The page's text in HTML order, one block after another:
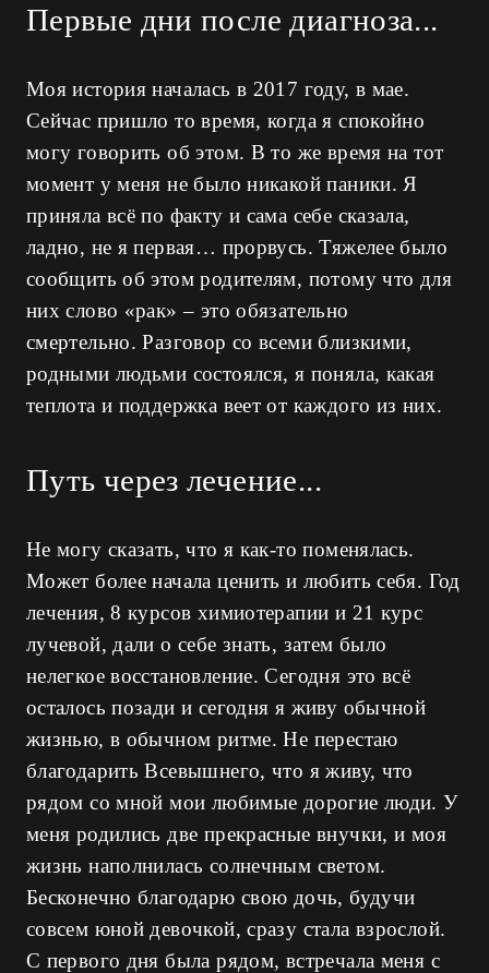
Первые дни после диагноза...
Моя история началась в 2017 году, в мае.
Сейчас пришло то время, когда я спокойно
могу говорить об этом. В то же время на тот
момент у меня не было никакой паники. Я
приняла всё по факту и сама себе сказала,
ладно, не я первая… прорвусь. Тяжелее было
сообщить об этом родителям, потому что для
них слово «рак» – это обязательно
смертельно. Разговор со всеми близкими,
родными людьми состоялся, я поняла, какая
теплота и поддержка веет от каждого из них.
Путь через лечение...
Не могу сказать, что я как-то поменялась.
Может более начала ценить и любить себя. Год
лечения, 8 курсов химиотерапии и 21 курс
лучевой, дали о себе знать, затем было
нелегкое восстановление. Сегодня это всё
осталось позади и сегодня я живу обычной
жизнью, в обычном ритме. Не перестаю
благодарить Всевышнего, что я живу, что
рядом со мной мои любимые дорогие люди. У
меня родились две прекрасные внучки, и моя
жизнь наполнилась солнечным светом.
Бесконечно благодарю свою дочь, будучи
совсем юной девочкой, сразу стала взрослой.
С первого дня была рядом, встречала меня с